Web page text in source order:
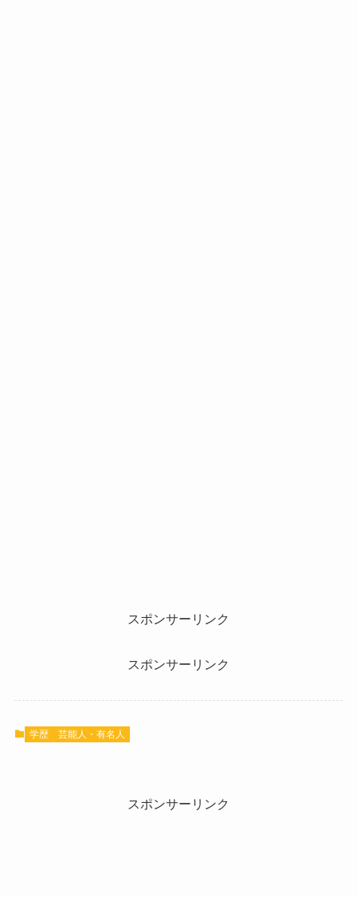
スポンサーリンク
スポンサーリンク
学歴 芸能人・有名人
スポンサーリンク